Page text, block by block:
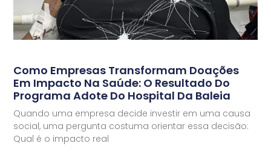
Como Empresas Transformam Doações
Em Impacto Na Saúde: O Resultado Do
Programa Adote Do Hospital Da Baleia
Quando uma empresa decide investir em uma causa
social, uma pergunta costuma orientar essa decisão:
Qual é o impacto real